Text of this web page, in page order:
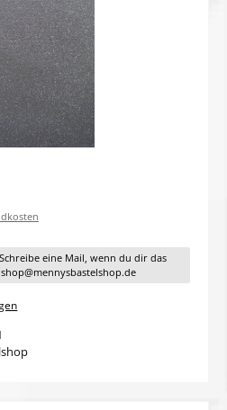
eine Mail, wenn du dir das